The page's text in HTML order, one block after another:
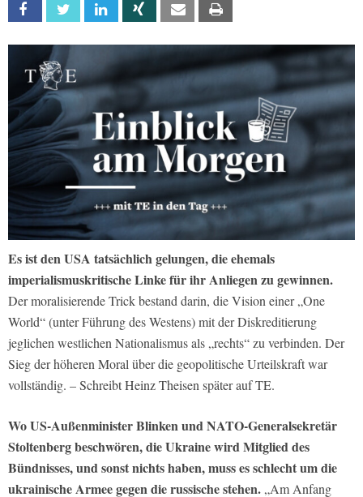
Facebook Twitter Linkedin Xing Email
Es ist den USA tatsächlich gelungen, die ehemals
imperialismuskritische Linke für ihr Anliegen zu gewinnen.
Der moralisierende Trick bestand darin, die Vision einer „One
World“ (unter Führung des Westens) mit der Diskreditierung
jeglichen westlichen Nationalismus als „rechts“ zu verbinden. Der
Sieg der höheren Moral über die geopolitische Urteilskraft war
vollständig. – Schreibt Heinz Theisen später auf TE.
Wo US-Außenminister Blinken und NATO-Generalsekretär
Stoltenberg beschwören, die Ukraine wird Mitglied des
Bündnisses, und sonst nichts haben, muss es schlecht um die
ukrainische Armee gegen die russische stehen. „Am Anfang